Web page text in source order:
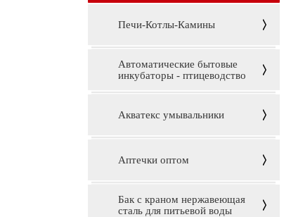
Печи-Котлы-Камины
Автоматические бытовые
инкубаторы - птицеводство
Акватекс умывальники
Аптечки оптом
Бак с краном нержавеющая
сталь для питьевой воды